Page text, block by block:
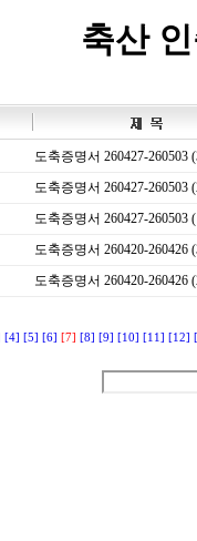
축산
도축증명서 260427-260503
도축증명서 260427-260503
도축증명서 260427-260503
도축증명서 260420-260426
도축증명서 260420-260426
[4] [5] [6] [7] [8] [9] [10] [11] [12]